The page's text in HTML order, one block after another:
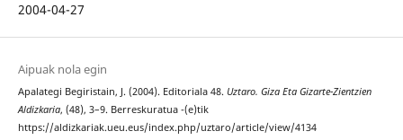
2004-04-27
Aipuak nola egin
Apalategi Begiristain, J. (2004). Editoriala 48. Uztaro. Giza Eta Gizarte-Zientzien
Aldizkaria, (48), 3–9. Berreskuratua -(e)tik
https://aldizkariak.ueu.eus/index.php/uztaro/article/view/4134